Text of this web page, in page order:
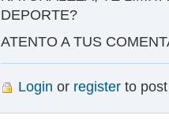
DEPORTE?
ATENTO A TUS
Login or register to